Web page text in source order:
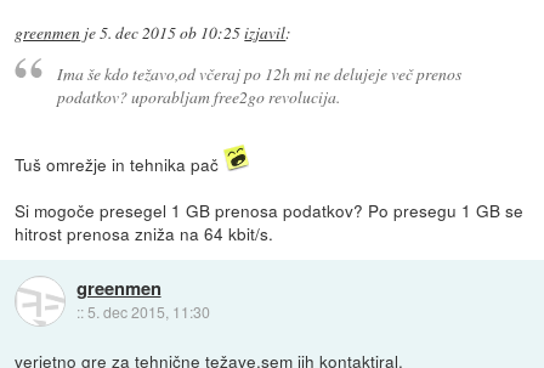
greenmen je5. dec 2015 ob 10:25izjavil:
Ima še kdo težavo,od včeraj po 12h mi ne delujeje več prenos
podatkov? uporabljam free2go revolucija.
Tuš omrežje in tehnika pač
Si mogoče presegel 1 GB prenosa podatkov? Po presegu 1 GB se
hitrost prenosa zniža na 64 kbit/s.
greenmen
:: 5. dec 2015, 11:30
verjetno gre za tehnične težave,sem jih kontaktiral.